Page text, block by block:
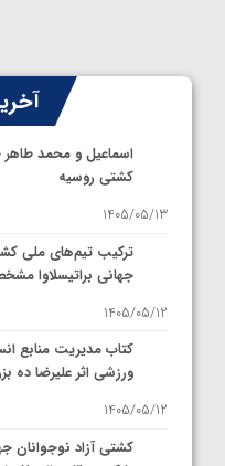
اسماعیل و محمد طاهر
کشتی روسیه
1405/05/13
ترکیب تیم‌های ملی
جهانی براتیسلاوا
1405/05/12
کتاب مدیریت منابع
ورزشی اثر علیرضا ده
1405/05/12
کشتی آزاد نوجوانان